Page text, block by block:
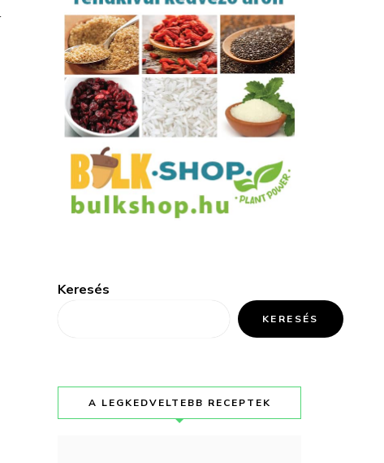
Keresés
KERESÉS
A LEGKEDVELTEBB RECEPTEK